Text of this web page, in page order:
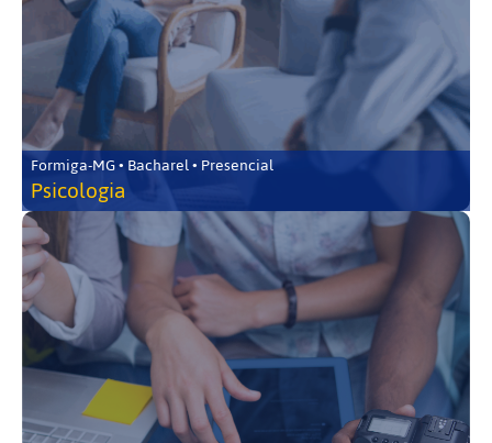
Formiga-MG • Bacharel • Presencial
Psicologia